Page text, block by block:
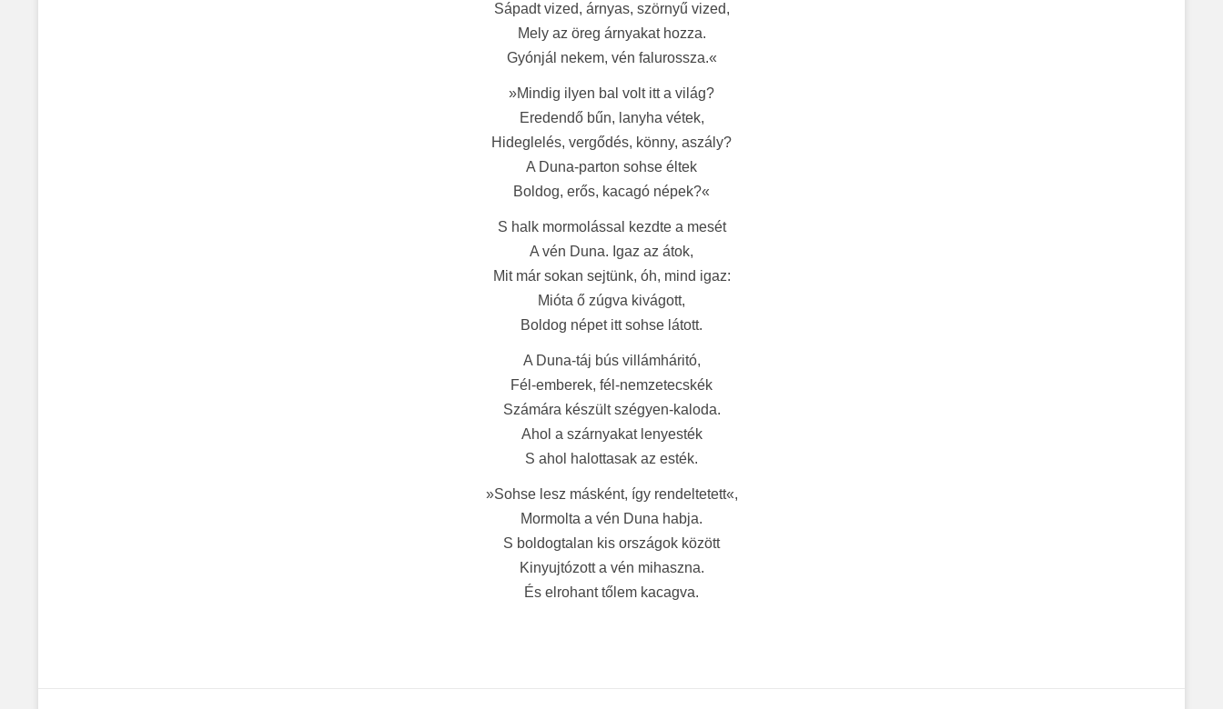
Sápadt vized, árnyas, szörnyű vized,
Mely az öreg árnyakat hozza.
Gyónjál nekem, vén falurossza.«
»Mindig ilyen bal volt itt a világ?
Eredendő bűn, lanyha vétek,
Hideglelés, vergődés, könny, aszály?
A Duna-parton sohse éltek
Boldog, erős, kacagó népek?«
S halk mormolással kezdte a mesét
A vén Duna. Igaz az átok,
Mit már sokan sejtünk, óh, mind igaz:
Mióta ő zúgva kivágott,
Boldog népet itt sohse látott.
A Duna-táj bús villámháritó,
Fél-emberek, fél-nemzetecskék
Számára készült szégyen-kaloda.
Ahol a szárnyakat lenyesték
S ahol halottasak az esték.
»Sohse lesz másként, így rendeltetett«,
Mormolta a vén Duna habja.
S boldogtalan kis országok között
Kinyujtózott a vén mihaszna.
És elrohant tőlem kacagva.